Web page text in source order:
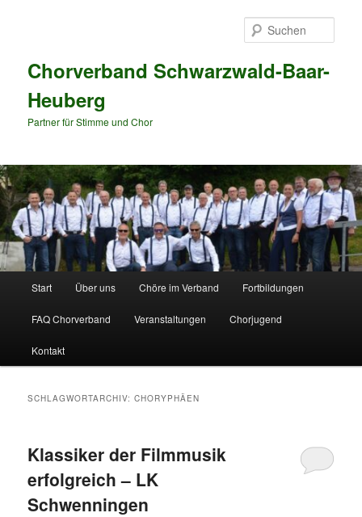
Chorverband Schwarzwald-Baar-
Heuberg
Partner für Stimme und Chor
Start Über uns Chöre im Verband Fortbildungen
FAQ Chorverband Veranstaltungen Chorjugend
Kontakt
SCHLAGWORTARCHIV:CHORYPHÄEN
Klassiker der Filmmusik
erfolgreich – LK
Schwenningen